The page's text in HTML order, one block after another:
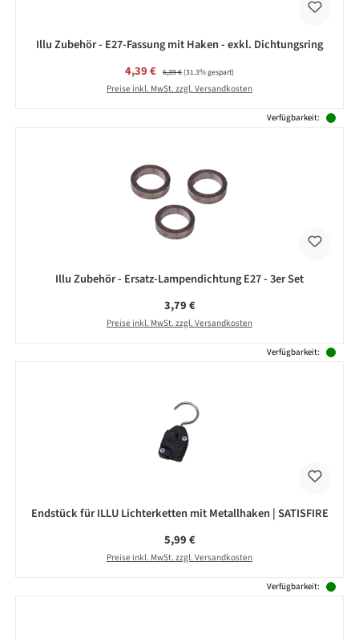
Illu Zubehör - E27-Fassung mit Haken - exkl. Dichtungsring
Verkaufspreis:
4,39 € Regulärer Preis:
6,39 €(31.3% gespart)
Preise inkl. MwSt. zzgl. Versandkosten
Verfügbarkeit:
Illu Zubehör - Ersatz-Lampendichtung E27 - 3er Set
Regulärer Preis:
3,79 €
Preise inkl. MwSt. zzgl. Versandkosten
Verfügbarkeit:
Endstück für ILLU Lichterketten mit Metallhaken | SATISFIRE
Regulärer Preis:
5,99 €
Preise inkl. MwSt. zzgl. Versandkosten
Verfügbarkeit: